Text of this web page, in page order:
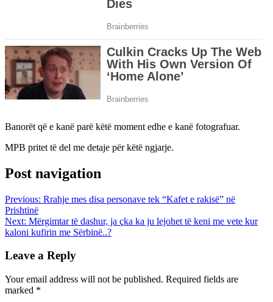
Banorët që e kanë parë këtë moment edhe e kanë fotografuar.
MPB pritet të del me detaje për këtë ngjarje.
Post navigation
Previous: Rrahje mes disa personave tek “Kafet e rakisë” në
Prishtinë
Next: Mërgimtar të dashur, ja çka ka ju lejohet të keni me vete kur
kaloni kufirin me Sërbinë..?
Leave a Reply
Your email address will not be published. Required fields are
marked *